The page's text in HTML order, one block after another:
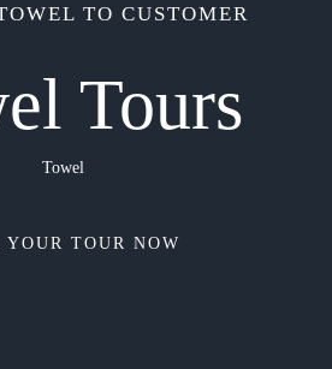
TO CUSTOMER
Tours
Towel
YOUR TOUR NOW